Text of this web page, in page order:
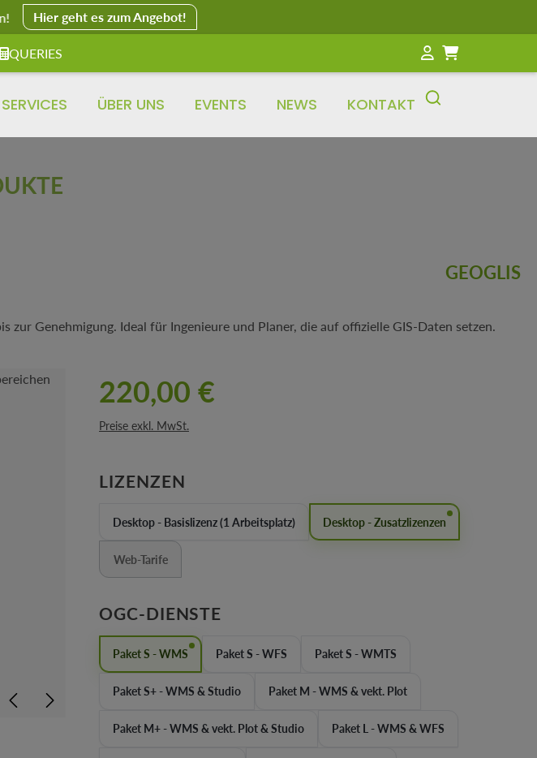
Hier geht es zum Angebot!
QUERIES
SERVICES ÜBER UNS EVENTS NEWS KONTAKT
GEOGLIS
zur Genehmigung. Ideal für Ingenieure und Planer, die auf offizielle GIS-Daten setzen.
220,00 €
Preise exkl. MwSt.
LIZENZEN
Desktop - Basislizenz (1 Arbeitsplatz) Desktop - Zusatzlizenzen
Web-Tarife(Diese Option ist zurzeit nicht verfügbar.)
OGC-DIENSTE
Paket S - WMS Paket S - WFS Paket S - WMTS
Paket S+ - WMS & Studio Paket M - WMS & vekt. Plot
Paket M+ - WMS & vekt. Plot & Studio Paket L - WMS & WFS